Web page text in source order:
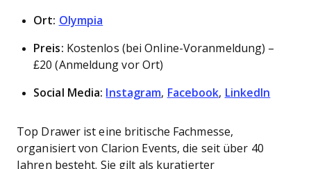
Ort: Olympia
Preis: Kostenlos (bei Online-Voranmeldung) –
£20 (Anmeldung vor Ort)
Social Media: Instagram, Facebook, LinkedIn
Top Drawer ist eine britische Fachmesse,
organisiert von Clarion Events, die seit über 40
Jahren besteht. Sie gilt als kuratierter